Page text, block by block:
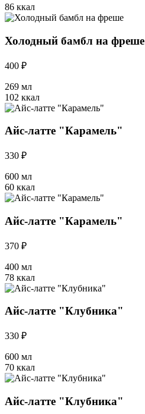
86 ккал
Холодный бамбл на фреше
400 ₽
269 мл
102 ккал
Айс-латте "Карамель"
330 ₽
600 мл
60 ккал
Айс-латте "Карамель"
370 ₽
400 мл
78 ккал
Айс-латте "Клубника"
330 ₽
600 мл
70 ккал
Айс-латте "Клубника"